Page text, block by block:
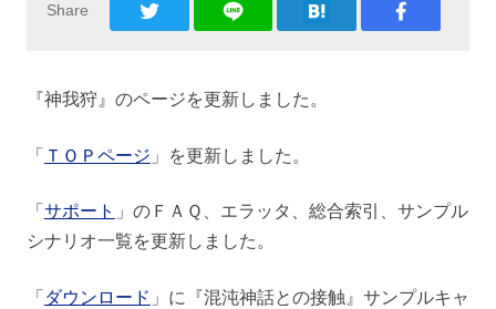
Share
『神我狩』のページを更新しました。
「 ＴＯＰページ 」を更新しました。
「 サポート 」のＦＡＱ、エラッタ、総合索引、サンプル
シナリオ一覧を更新しました。
「 ダウンロード 」に『混沌神話との接触』サンプルキャ